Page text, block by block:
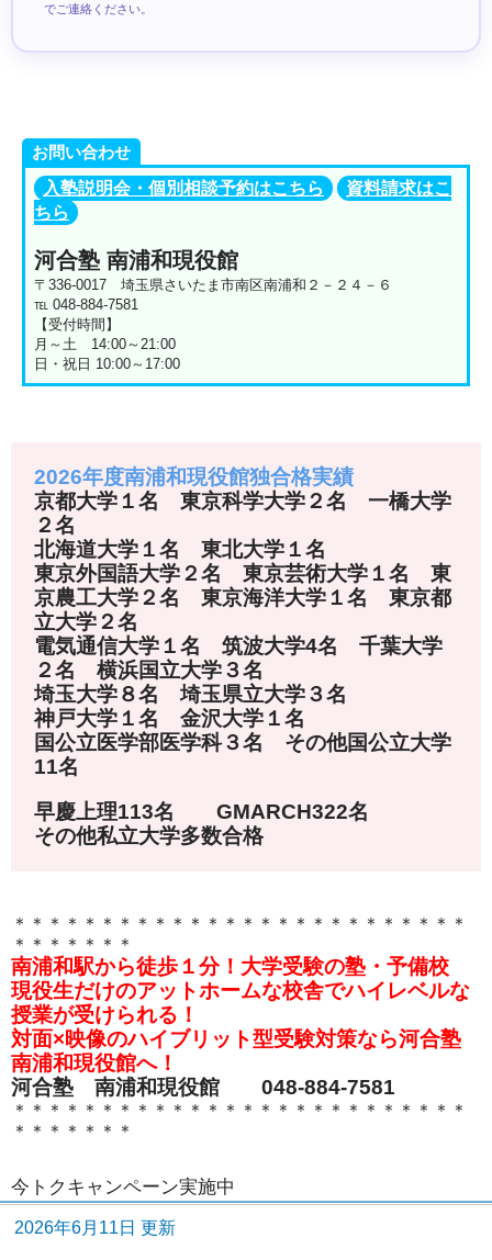
でご連絡ください。
お問い合わせ
入塾説明会・個別相談予約はこちら
資料請求はこ
ちら
河合塾 南浦和現役館
〒336-0017 埼玉県さいたま市南区南浦和２－２４－６
℡ 048-884-7581
【受付時間】
月～土 14:00～21:00
日・祝日 10:00～17:00
2026年度南浦和現役館独合格実績
京都大学１名 東京科学大学２名 一橋大学
２名
北海道大学１名 東北大学１名
東京外国語大学２名 東京芸術大学１名 東
京農工大学２名 東京海洋大学１名 東京都
立大学２名
電気通信大学１名 筑波大学4名 千葉大学
２名 横浜国立大学３名
埼玉大学８名 埼玉県立大学３名
神戸大学１名 金沢大学１名
国公立医学部医学科３名 その他国公立大学
11名
早慶上理113名 GMARCH322名
その他私立大学多数合格
＊＊＊＊＊＊＊＊＊＊＊＊＊＊＊＊＊＊＊＊＊＊＊＊＊＊
＊＊＊＊＊＊＊
南浦和駅から徒歩１分！大学受験の塾・予備校
現役生だけのアットホームな校舎でハイレベルな
授業が受けられる！
対面×映像のハイブリット型受験対策なら河合塾
南浦和現役館へ！
河合塾 南浦和現役館 048-884-7581
＊＊＊＊＊＊＊＊＊＊＊＊＊＊＊＊＊＊＊＊＊＊＊＊＊＊
＊＊＊＊＊＊＊
今トクキャンペーン実施中
2026年6月11日 更新